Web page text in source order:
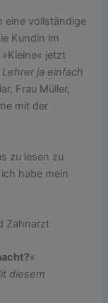
eine vollständige
Kundin im
jetzt
ja einfach
Frau Müller,
mit der
zu lesen zu
habe mein
Zahnarzt
«
diesem